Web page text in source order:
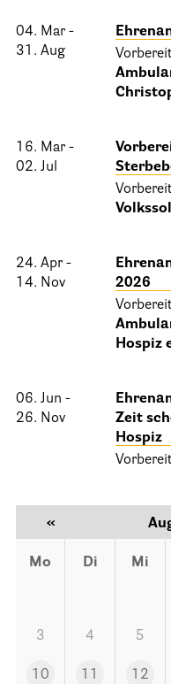
Kinder
Patientenverfügung –
25 Jahre HPV
Berliner
Aktion:
Kinder- und
04. Mar -
31. Aug
16. Mar -
02. Jul
24. Apr -
14. Nov
2026
Hospiz
06. Jun -
26. Nov
Zeit
Hospiz
«
Mo Di Mi
3 4 5
10 11 12